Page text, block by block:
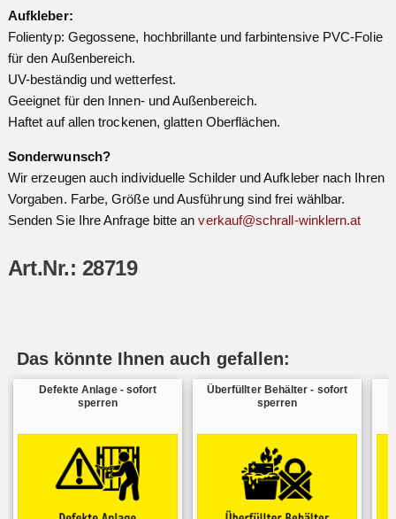
Aufkleber:
Folientyp: Gegossene, hochbrillante und farbintensive PVC-Folie
für den Außenbereich.
UV-beständig und wetterfest.
Geeignet für den Innen- und Außenbereich.
Haftet auf allen trockenen, glatten Oberflächen.
Sonderwunsch?
Wir erzeugen auch individuelle Schilder und Aufkleber nach Ihren
Vorgaben. Farbe, Größe und Ausführung sind frei wählbar.
Senden Sie Ihre Anfrage bitte anverkauf@schrall-winklern.at
Art.Nr.: 28719
Das könnte Ihnen auch gefallen:
Defekte Anlage - sofort
sperren
Überfüllter Behälter - sofort
sperren